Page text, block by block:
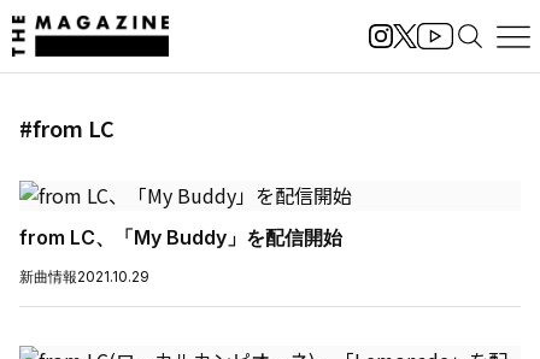
#from LC
from LC、「My Buddy」を配信開始
新曲情報2021.10.29